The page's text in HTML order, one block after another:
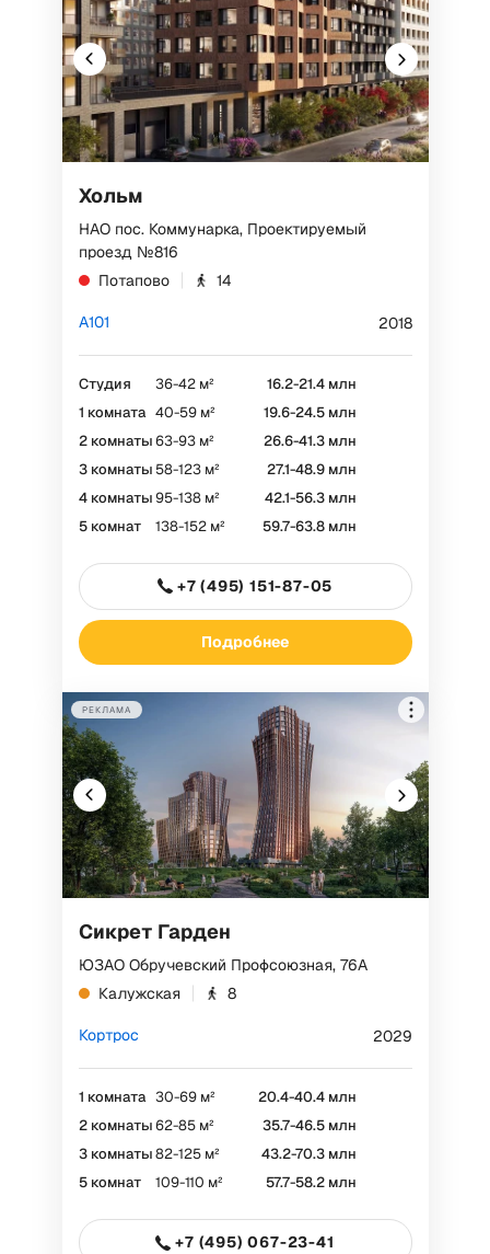
Хольм
НАО пос. Коммунарка, Проектируемый
проезд №816
Потапово
14
А101 2018
Студия 36-42 м²
16.2-21.4 млн
1 комната 40-59 м²
19.6-24.5 млн
2 комнаты63-93 м²
26.6-41.3 млн
3 комнаты 58-123 м²
27.1-48.9 млн
4 комнаты95-138 м²
42.1-56.3 млн
5 комнат
138-152 м² 59.7-63.8 млн
+7 (495) 151-87-05
Подробнее
РЕКЛАМА
ООО «Специализированный застройщик
«Ларго» ИНН 2310125910
Токен:
РЕКЛАМА
Сикрет Гарден
ЮЗАО Обручевский Профсоюзная, 76А
Калужская
8
Кортрос 2029
1 комната 30-69 м²
20.4-40.4 млн
2 комнаты62-85 м²
35.7-46.5 млн
3 комнаты82-125 м²
43.2-70.3 млн
5 комнат
109-110 м² 57.7-58.2 млн
+7 (495) 067-23-41